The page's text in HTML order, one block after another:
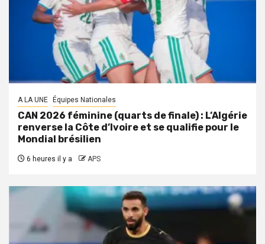
A LA UNE Équipes Nationales
CAN 2026 féminine (quarts de finale) : L’Algérie
renverse la Côte d’Ivoire et se qualifie pour le
Mondial brésilien
6 heures il y a APS